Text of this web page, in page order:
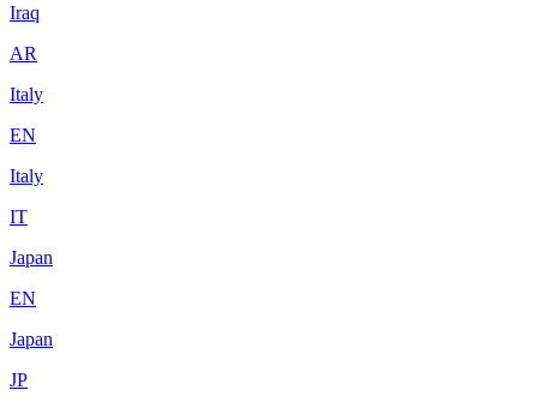
Iraq
AR
Italy
EN
Italy
IT
Japan
EN
Japan
JP